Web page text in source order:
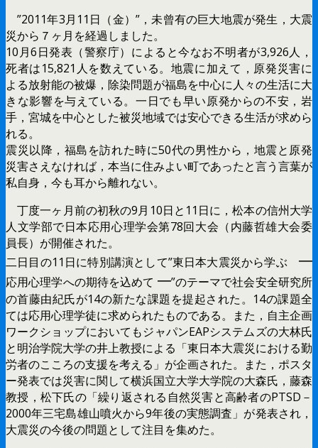
”2011年3月11日（金）”，未曾有の巨大地震が発生，大震
災から７ヶ月を経過しました。
10月6日発表（警察庁）によると今なお不明者が3,926人，
死者は15,821人を数えている。地震に加えて，原発災害に
よる放射能の被爆，除染問題が福島を中心に人々の生活に大
きな影響を与えている。一日でも早い原発からの不安，岩
手，宮城を中心とした被災地域では安心できる生活が求めら
れる。
震災以降，福島を訪れた時に50代の男性から，地震と原発
災害さえなければ，本当に住みよい町であったと言う言葉が
私自身，今も耳から離れない。
丁度一ヶ月前の初秋の9月10日と11日に，松本の信州大学
人文学部で日本応用心理学会第78回大会（内藤哲雄大会委
員長）が開催された。
二日目の11日に特別講演として”東日本大震災から学ぶ ━
応用心理学への期待を込めて ━”のテーマで社会安全研究所
の首藤由紀氏が14の新たな課題を提起された。14の課題全
ては応用心理学徒に求められたものである。また，自主企画
ワークショップにおいてもジャパンEAPシステムズの大林氏
と明治学院大学の井上教授による「東日本大震災における勤
労者のこころの支援を考える」が企画された。また，ポスタ
ー発表では災害に関して横浜国立大学大学院の大森氏，藤森
教授，松下氏の「繰り返される自然災害と高齢者のPTSD－
2000年三宅島雄山噴火から9年後の実態調査」が発表され，
大震災の今後の問題として注目を集めた。